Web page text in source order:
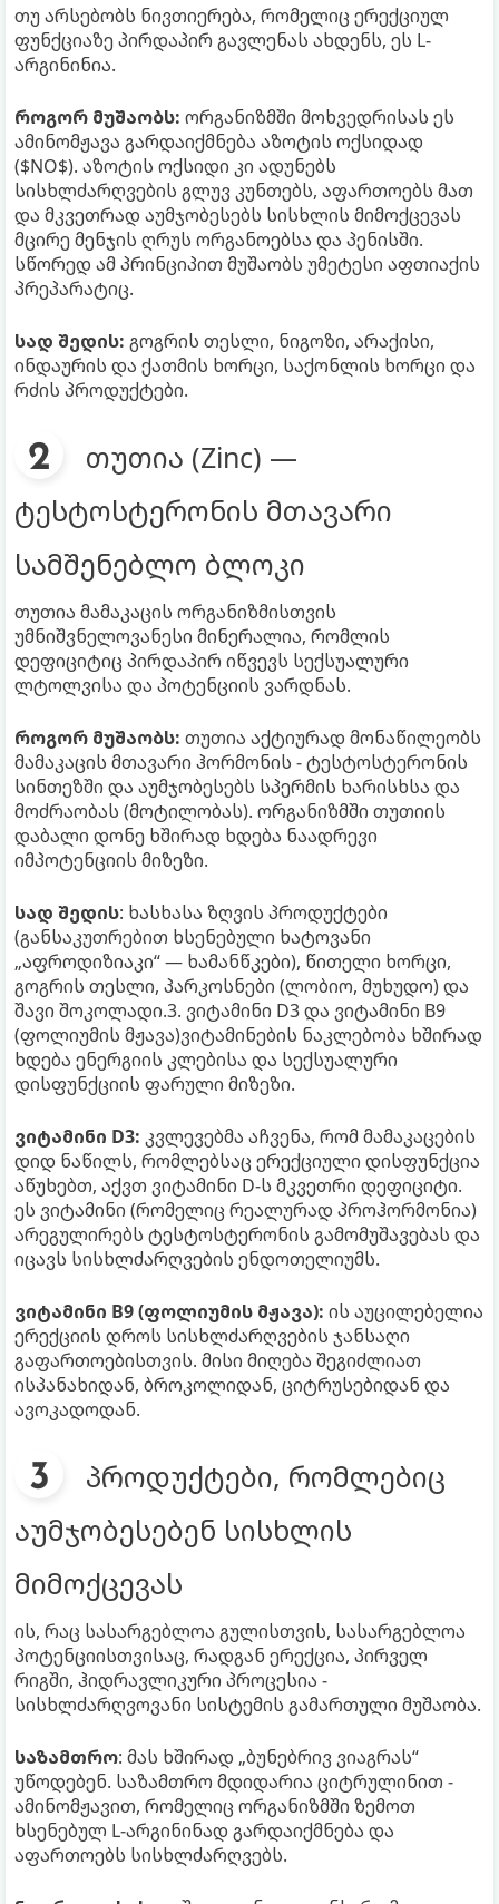
თუ არსებობს ნივთიერება, რომელიც ერექციულ
ფუნქციაზე პირდაპირ გავლენას ახდენს, ეს L-
არგინინია.
როგორ მუშაობს: ორგანიზმში მოხვედრისას ეს
ამინომჟავა გარდაიქმნება აზოტის ოქსიდად
($NO$). აზოტის ოქსიდი კი ადუნებს
სისხლძარღვების გლუვ კუნთებს, აფართოებს მათ
და მკვეთრად აუმჯობესებს სისხლის მიმოქცევას
მცირე მენჯის ღრუს ორგანოებსა და პენისში.
სწორედ ამ პრინციპით მუშაობს უმეტესი აფთიაქის
პრეპარატიც.
სად შედის: გოგრის თესლი, ნიგოზი, არაქისი,
ინდაურის და ქათმის ხორცი, საქონლის ხორცი და
რძის პროდუქტები.
თუთია (Zinc) —
ტესტოსტერონის მთავარი
სამშენებლო ბლოკი
თუთია მამაკაცის ორგანიზმისთვის
უმნიშვნელოვანესი მინერალია, რომლის
დეფიციტიც პირდაპირ იწვევს სექსუალური
ლტოლვისა და პოტენციის ვარდნას.
როგორ მუშაობს: თუთია აქტიურად მონაწილეობს
მამაკაცის მთავარი ჰორმონის - ტესტოსტერონის
სინთეზში და აუმჯობესებს სპერმის ხარისხსა და
მოძრაობას (მოტილობას). ორგანიზმში თუთიის
დაბალი დონე ხშირად ხდება ნაადრევი
იმპოტენციის მიზეზი.
სად შედის: ხასხასა ზღვის პროდუქტები
(განსაკუთრებით ხსენებული ხატოვანი
„აფროდიზიაკი“ — ხამანწკები), წითელი ხორცი,
გოგრის თესლი, პარკოსნები (ლობიო, მუხუდო) და
შავი შოკოლადი.3. ვიტამინი D3 და ვიტამინი B9
(ფოლიუმის მჟავა)ვიტამინების ნაკლებობა ხშირად
ხდება ენერგიის კლებისა და სექსუალური
დისფუნქციის ფარული მიზეზი.
ვიტამინი D3: კვლევებმა აჩვენა, რომ მამაკაცების
დიდ ნაწილს, რომლებსაც ერექციული დისფუნქცია
აწუხებთ, აქვთ ვიტამინი D-ს მკვეთრი დეფიციტი.
ეს ვიტამინი (რომელიც რეალურად პროჰორმონია)
არეგულირებს ტესტოსტერონის გამომუშავებას და
იცავს სისხლძარღვების ენდოთელიუმს.
ვიტამინი B9 (ფოლიუმის მჟავა): ის აუცილებელია
ერექციის დროს სისხლძარღვების ჯანსაღი
გაფართოებისთვის. მისი მიღება შეგიძლიათ
ისპანახიდან, ბროკოლიდან, ციტრუსებიდან და
ავოკადოდან.
პროდუქტები, რომლებიც
აუმჯობესებენ სისხლის
მიმოქცევას
ის, რაც სასარგებლოა გულისთვის, სასარგებლოა
პოტენციისთვისაც, რადგან ერექცია, პირველ
რიგში, ჰიდრავლიკური პროცესია -
სისხლძარღვოვანი სისტემის გამართული მუშაობა.
საზამთრო: მას ხშირად „ბუნებრივ ვიაგრას“
უწოდებენ. საზამთრო მდიდარია ციტრულინით -
ამინომჟავით, რომელიც ორგანიზმში ზემოთ
ხსენებულ L-არგინინად გარდაიქმნება და
აფართოებს სისხლძარღვებს.